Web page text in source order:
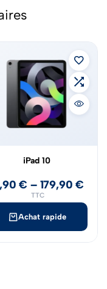
Achat rapide
iPad 10
€ – 179,90€
TTC